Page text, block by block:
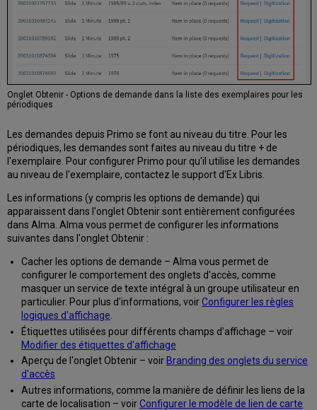
Onglet Obtenir - Options de demande dans la liste des exemplaires pour les
périodiques
Les demandes depuis Primo se font au niveau du titre. Pour les
périodiques, les demandes sont faites au niveau du titre + de
l'exemplaire. Pour configurer Primo pour qu'il utilise les demandes
au niveau de l'exemplaire, contactez le support d'Ex Libris.
Les informations (y compris les options de demande) qui
apparaissent dans l'onglet Obtenir sont entièrement configurées
dans Alma. Alma vous permet de configurer les informations
suivantes dans l'onglet Obtenir :
Cacher les options de demande – Alma vous permet de
configurer le comportement des onglets d'accès, comme
masquer un service de texte intégral à un groupe utilisateur en
particulier. Pour plus d'informations, voirConfigurer les règles
logiques d'affichage.
Étiquettes utilisées pour différents champs d'affichage – voir
Modifier des étiquettes d'affichage
Aperçu de l'onglet Obtenir – voir Branding des onglets du service
d'accès
Autres informations, comme la manière de définir les liens de la
carte de localisation – voirConfigurer le modèle de lien de carte